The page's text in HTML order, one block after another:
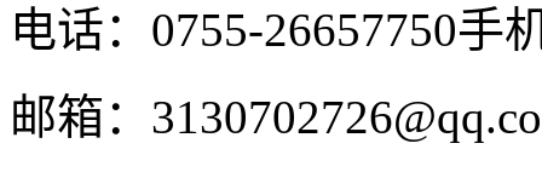
电话：0755-26657750手
邮箱：